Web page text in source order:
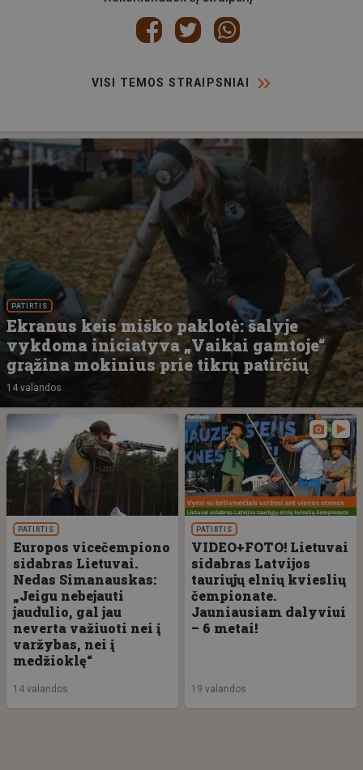
VISI TEMOS STRAIPSNIAI
PATIRTIS
Ekranus keis miško paklotė: šalyje
vykdoma iniciatyva „Vaikai gamtoje“
grąžina mokinius prie tikrų patirčių
14 valandos
PATIRTIS
Europos vicečempiono
sidabras Lietuvai.
Nedas Simanauskas:
„Jeigu nebejauti
jaudulio, gal jau
neverta važiuoti nei į
varžybas, nei į
medžioklę“
14 valandos
PATIRTIS
VIDEO+FOTO! Lietuvai
sidabras Latvijos
tauriųjų elnių kvieslių
čempionate.
Jauniausiam dalyviui
– 6 metai!
19 valandos